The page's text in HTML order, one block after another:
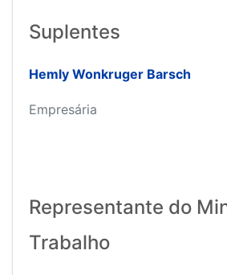
Suplentes
Hemly Wonkruger Barsch
Empresária
Representante do
Trabalho